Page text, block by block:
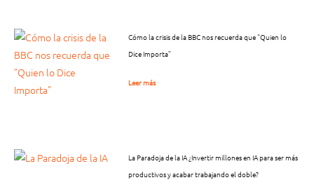
Cómo la crisis de la BBC nos recuerda que “Quien lo
Dice Importa”
Leer más
La Paradoja de la IA ¿Invertir millones en IA para ser más
productivos y acabar trabajando el doble?